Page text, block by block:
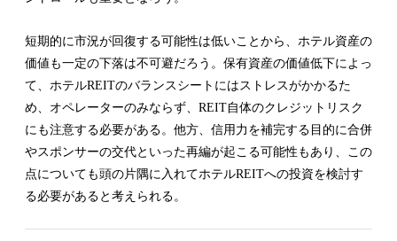
短期的に市況が回復する可能性は低いことから、ホテル資産の
価値も一定の下落は不可避だろう。保有資産の価値低下によっ
て、ホテルREITのバランスシートにはストレスがかかるた
め、オペレーターのみならず、REIT自体のクレジットリスク
にも注意する必要がある。他方、信用力を補完する目的に合併
やスポンサーの交代といった再編が起こる可能性もあり、この
点についても頭の片隅に入れてホテルREITへの投資を検討す
る必要があると考えられる。